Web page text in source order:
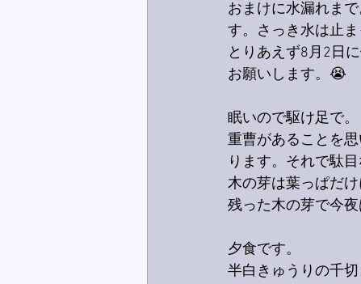
おまけに水漏れま
す。さっき水は止
とりあえず8月2日
お願いします。😭
眠いので駆け足で。
重曹があることを
ります。それで駄
木の芽は葉っぱだ
残った木の芽で今
夕食です。
半白きゅうりの千